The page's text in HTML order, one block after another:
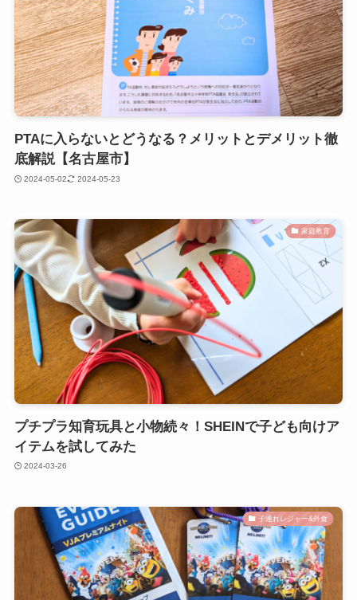
PTAに入らないとどうなる？メリットとデメリット徹
底解説【名古屋市】
2024-05-02 2024-05-23
家庭教育
プチプラ知育玩具と小物続々！SHEINで子ども向けア
イテムを試してみた
2024-03-26
子連れレジャー&外食